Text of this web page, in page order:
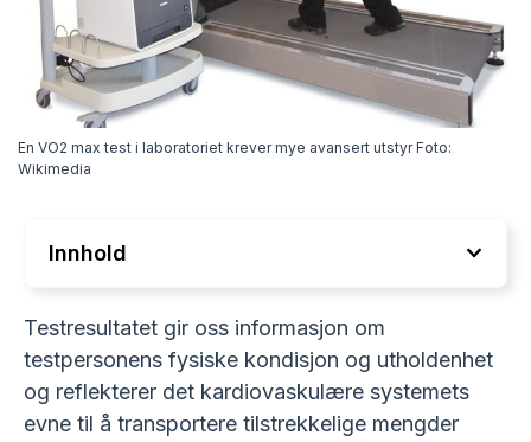
En VO2 max test i laboratoriet krever mye avansert utstyr Foto:
Wikimedia
Innhold
Testresultatet gir oss informasjon om
testpersonens fysiske kondisjon og utholdenhet
og reflekterer det kardiovaskulære systemets
evne til å transportere tilstrekkelige mengder